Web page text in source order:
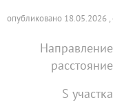
опубликовано 18.05.2026
S